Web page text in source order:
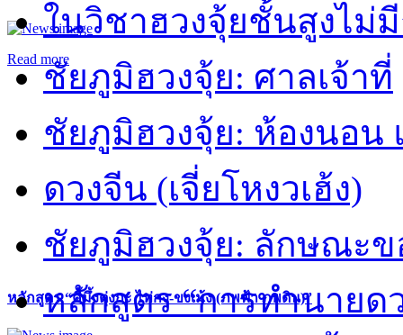
Read more
หลักสูตร “คี้มึ้งตุ่งกะ ไท่กง-ขงเม้ง (ภพฟ้า ภพดิน)”
ในวิชาฮวงจุ้ยชั้นสูงไม่
ชัยภูมิฮวงจุ้ย: ศาลเจ้าที่
ชัยภูมิฮวงจุ้ย: ห้องนอน
ดวงจีน (เจี่ยโหงวเฮ้ง)
ชัยภูมิฮวงจุ้ย: ลักษณะ
หลักสูตร “การทำนายด